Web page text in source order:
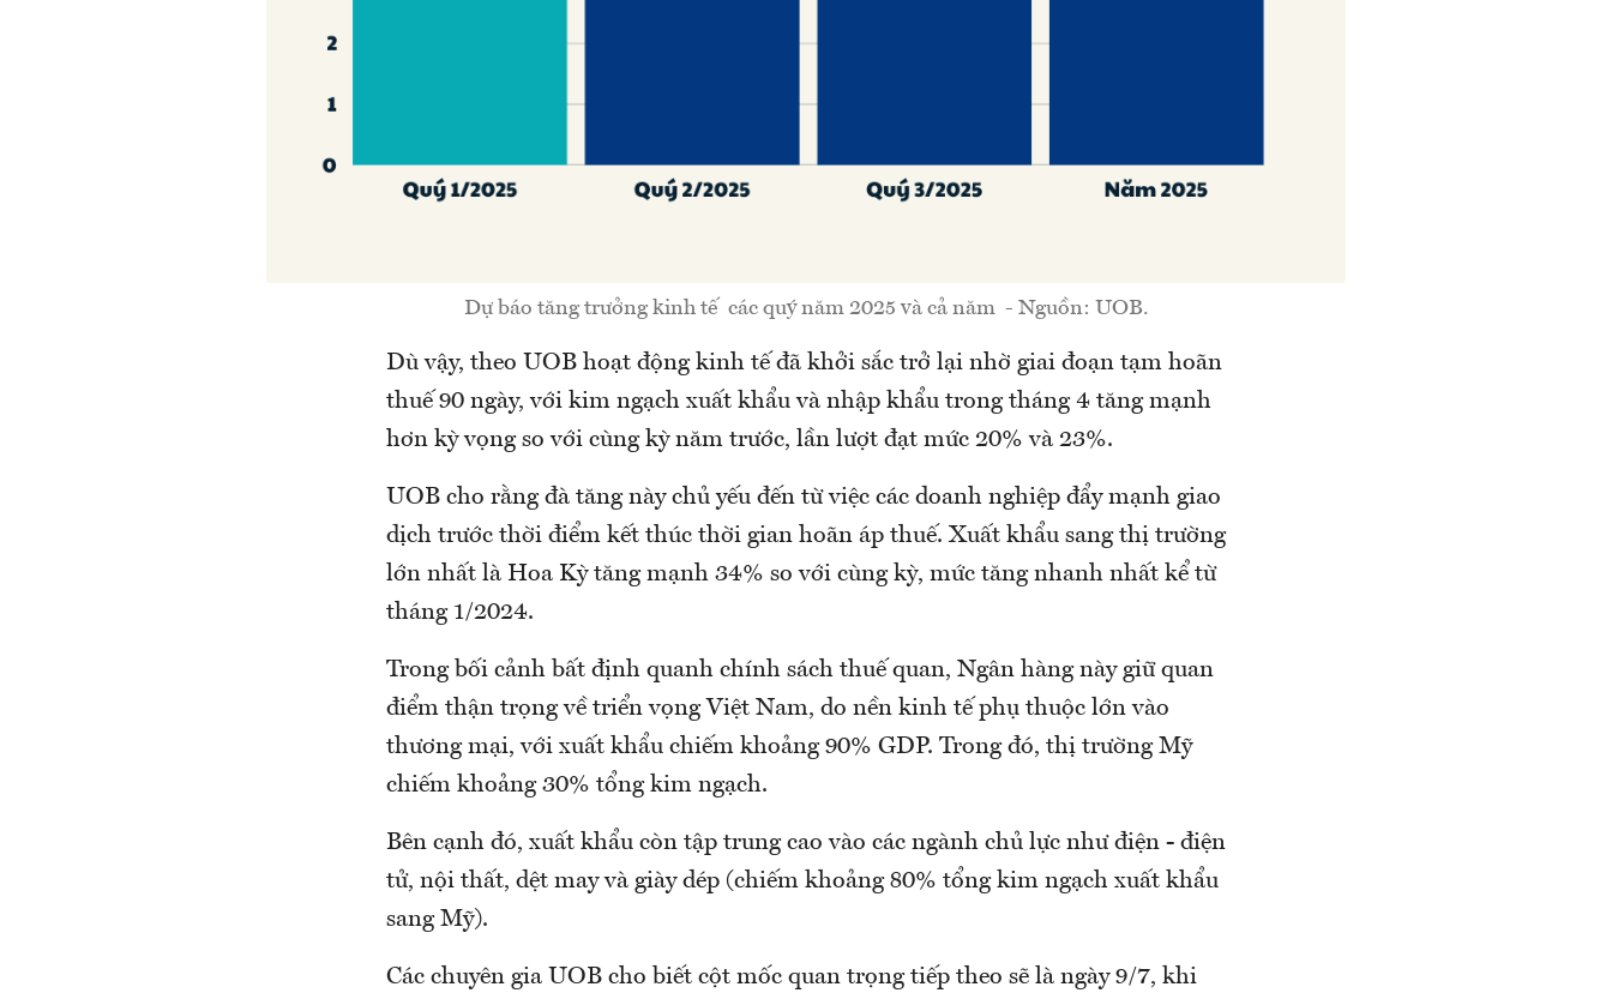
Dự báo tăng trưởng kinh tế các quý năm 2025 và cả năm - Nguồn: UOB.
Dù vậy, theo UOB hoạt động kinh tế đã khởi sắc trở lại nhờ giai đoạn tạm hoãn
thuế 90 ngày, với kim ngạch xuất khẩu và nhập khẩu trong tháng 4 tăng mạnh
hơn kỳ vọng so với cùng kỳ năm trước, lần lượt đạt mức 20% và 23%.
UOB cho rằng đà tăng này chủ yếu đến từ việc các doanh nghiệp đẩy mạnh giao
dịch trước thời điểm kết thúc thời gian hoãn áp thuế. Xuất khẩu sang thị trường
lớn nhất là Hoa Kỳ tăng mạnh 34% so với cùng kỳ, mức tăng nhanh nhất kể từ
tháng 1/2024.
Trong bối cảnh bất định quanh chính sách thuế quan, Ngân hàng này giữ quan
điểm thận trọng về triển vọng Việt Nam, do nền kinh tế phụ thuộc lớn vào
thương mại, với xuất khẩu chiếm khoảng 90% GDP. Trong đó, thị trường Mỹ
chiếm khoảng 30% tổng kim ngạch.
Bên cạnh đó, xuất khẩu còn tập trung cao vào các ngành chủ lực như điện - điện
tử, nội thất, dệt may và giày dép (chiếm khoảng 80% tổng kim ngạch xuất khẩu
sang Mỹ).
Các chuyên gia UOB cho biết cột mốc quan trọng tiếp theo sẽ là ngày 9/7, khi